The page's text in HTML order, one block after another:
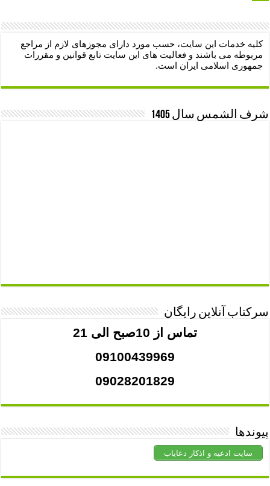
کلیه خدمات این سایت، حسب مورد دارای مجوزهای لازم از مراجع
مربوطه می باشند و فعالیت های این سایت تابع قوانین و مقررات
جمهوری اسلامی ایران است.
شرف الشمس سال 1405
سرکتاب آنلاین رایگان
تماس از 10صبح الی 21
09100439969
09028201829
پیوندها
سایت ادعیه و اذکار دعایاب